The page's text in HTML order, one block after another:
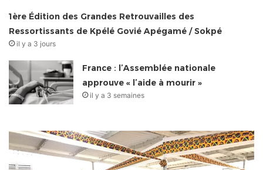
1ère Édition des Grandes Retrouvailles des
Ressortissants de Kpélé Govié Apégamé / Sokpé
il y a 3 jours
France : l’Assemblée nationale
approuve « l’aide à mourir »
il y a 3 semaines